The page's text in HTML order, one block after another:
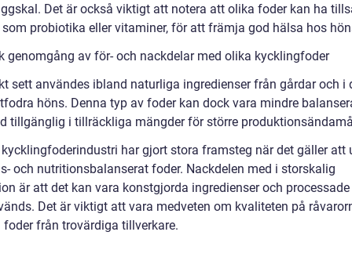
Det är också viktigt att notera att olika foder kan ha
probiotika eller vitaminer, för att främja god hälsa hos
genomgång av för- och nackdelar med olika kycklingfoder
sett användes ibland naturliga ingredienser från gårdar och i
höns. Denna typ av foder kan dock vara mindre
tillgänglig i tillräckliga mängder för större
har gjort stora framsteg när det gäller att
och nutritionsbalanserat foder. Nackdelen med i storskalig
är att det kan vara konstgjorda ingredienser och
Det är viktigt att vara medveten om kvaliteten på
från trovärdiga tillverkare.